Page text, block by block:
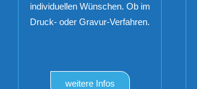
individuellen Wünschen. Ob im
Druck- oder Gravur-Verfahren.
weitere Infos